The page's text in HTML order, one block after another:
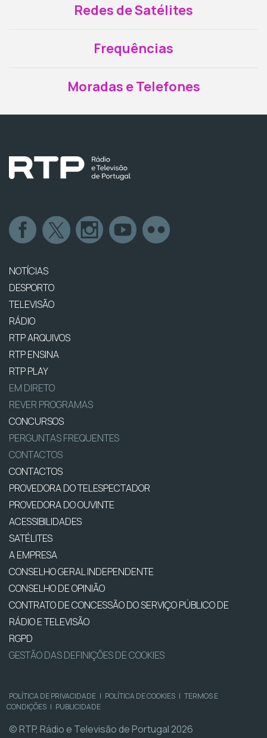
Redes de Satélites
Frequências
Moradas e Telefones
NOTÍCIAS
DESPORTO
TELEVISÃO
RÁDIO
RTP ARQUIVOS
RTP ENSINA
RTP PLAY
EM DIRETO
REVER PROGRAMAS
CONCURSOS
PERGUNTAS FREQUENTES
CONTACTOS
CONTACTOS
PROVEDORA DO TELESPECTADOR
PROVEDORA DO OUVINTE
ACESSIBILIDADES
SATÉLITES
A EMPRESA
CONSELHO GERAL INDEPENDENTE
CONSELHO DE OPINIÃO
CONTRATO DE CONCESSÃO DO SERVIÇO PÚBLICO DE
RÁDIO E TELEVISÃO
RGPD
GESTÃO DAS DEFINIÇÕES DE COOKIES
POLÍTICA DE PRIVACIDADE | POLÍTICA DE COOKIES | TERMOS E
CONDIÇÕES | PUBLICIDADE
© RTP, Rádio e Televisão de Portugal 2026